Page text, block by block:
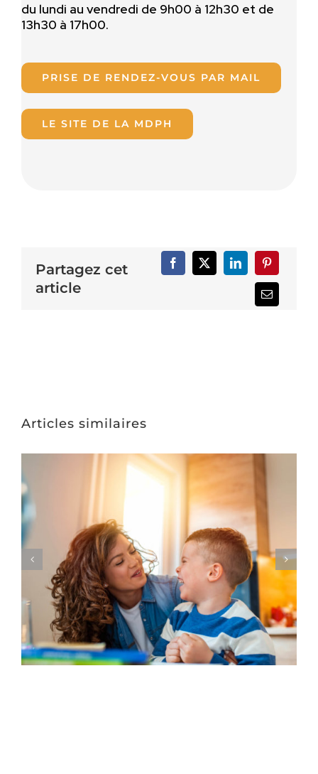
du lundi au vendredi de 9h00 à 12h30 et de
13h30 à 17h00.
PRISE DE RENDEZ-VOUS PAR MAIL
LE SITE DE LA MDPH
Partagez cet
article
Articles similaires